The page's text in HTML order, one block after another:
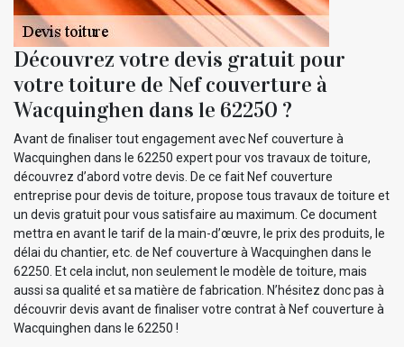
Découvrez votre devis gratuit pour
votre toiture de Nef couverture à
Wacquinghen dans le 62250 ?
Avant de finaliser tout engagement avec Nef couverture à
Wacquinghen dans le 62250 expert pour vos travaux de toiture,
découvrez d’abord votre devis. De ce fait Nef couverture
entreprise pour devis de toiture, propose tous travaux de toiture et
un devis gratuit pour vous satisfaire au maximum. Ce document
mettra en avant le tarif de la main-d’œuvre, le prix des produits, le
délai du chantier, etc. de Nef couverture à Wacquinghen dans le
62250. Et cela inclut, non seulement le modèle de toiture, mais
aussi sa qualité et sa matière de fabrication. N’hésitez donc pas à
découvrir devis avant de finaliser votre contrat à Nef couverture à
Wacquinghen dans le 62250 !